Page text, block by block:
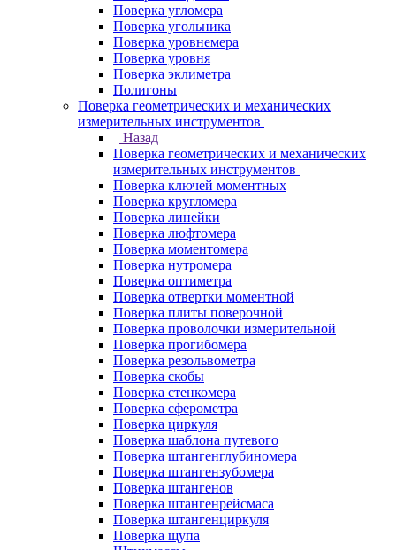
Поверка угломера
Поверка угольника
Поверка уровнемера
Поверка уровня
Поверка эклиметра
Полигоны
Поверка геометрических и механических
измерительных инструментов
Назад
Поверка геометрических и механических
измерительных инструментов
Поверка ключей моментных
Поверка кругломера
Поверка линейки
Поверка люфтомера
Поверка моментомера
Поверка нутромера
Поверка оптиметра
Поверка отвертки моментной
Поверка плиты поверочной
Поверка проволочки измерительной
Поверка прогибомера
Поверка резольвометра
Поверка скобы
Поверка стенкомера
Поверка сферометра
Поверка циркуля
Поверка шаблона путевого
Поверка штангенглубиномера
Поверка штангензубомера
Поверка штангенов
Поверка штангенрейсмаса
Поверка штангенциркуля
Поверка щупа